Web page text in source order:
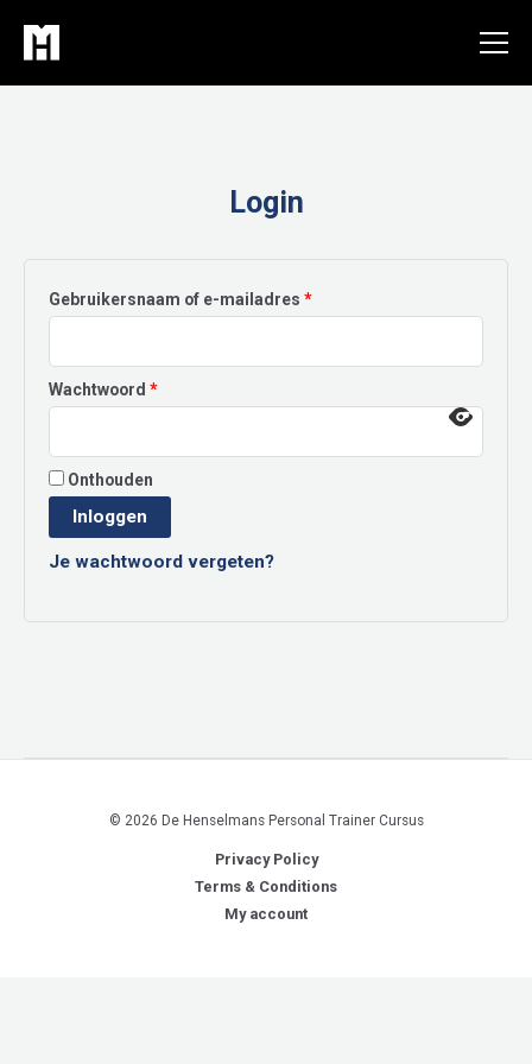
naar
de
Login
Gebruikersnaam of e-mailadres *Vereist
Wachtwoord *Vereist
Onthouden
Inloggen
Je wachtwoord vergeten?
© 2026 De Henselmans Personal Trainer Cursus
Privacy Policy
Terms & Conditions
My account